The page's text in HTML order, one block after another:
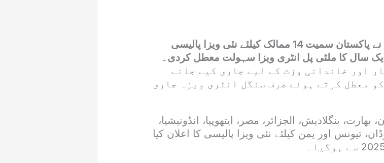
ریاض(کشمیر ڈیجیٹل)سعودی عرب نے پاکستان سمیت 14 ممالک کیلئے نئی ویزا پالیسی
سال کا ملٹی پل انٹری ویزا سہولت معطل کردی۔
اور خاندانی وزٹ کے لیے جاری کیے جانے
معطل کرتے ہوئے صرف سنگل انٹری ویزہ جاری
بنگلادیش، الجزائر، مصر، ایتھوپیا، انڈونیشیا،
تیونس اور یمن کیلئے نئی ویزا پالیسی کا اعلان کیا